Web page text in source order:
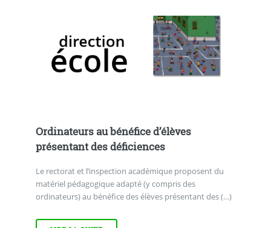
Ordinateurs au bénéfice d’élèves
présentant des déficiences
Le rectorat et l’inspection académique proposent du
matériel pédagogique adapté (y compris des
ordinateurs) au bénéfice des élèves présentant des (…)